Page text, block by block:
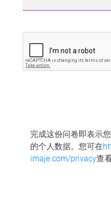
完成这份问卷即表示
的个人数据。您可在
imaje.com/privacy查